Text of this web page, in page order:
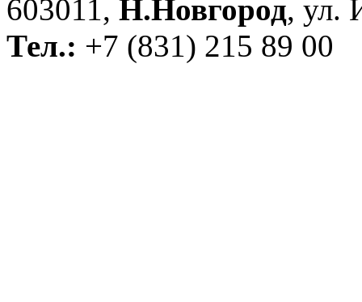
603011, Н.Новгород, ул.
Тел.: +7 (831) 215 89 00